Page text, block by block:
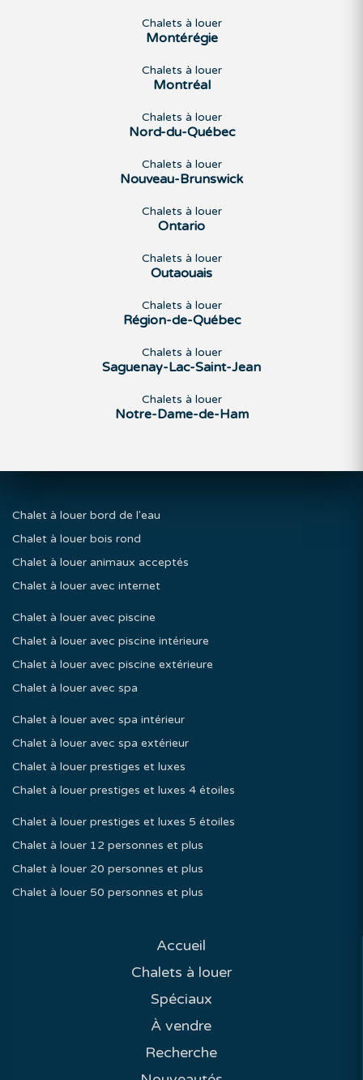
Chalets à louer
Montérégie
Chalets à louer
Montréal
Chalets à louer
Nord-du-Québec
Chalets à louer
Nouveau-Brunswick
Chalets à louer
Ontario
Chalets à louer
Outaouais
Chalets à louer
Région-de-Québec
Chalets à louer
Saguenay-Lac-Saint-Jean
Chalets à louer
Notre-Dame-de-Ham
Chalet à louer bord de l'eau
Chalet à louer bois rond
Chalet à louer animaux acceptés
Chalet à louer avec internet
Chalet à louer avec piscine
Chalet à louer avec piscine intérieure
Chalet à louer avec piscine extérieure
Chalet à louer avec spa
Chalet à louer avec spa intérieur
Chalet à louer avec spa extérieur
Chalet à louer prestiges et luxes
Chalet à louer prestiges et luxes 4 étoiles
Chalet à louer prestiges et luxes 5 étoiles
Chalet à louer 12 personnes et plus
Chalet à louer 20 personnes et plus
Chalet à louer 50 personnes et plus
Accueil
Chalets à louer
Spéciaux
À vendre
Recherche